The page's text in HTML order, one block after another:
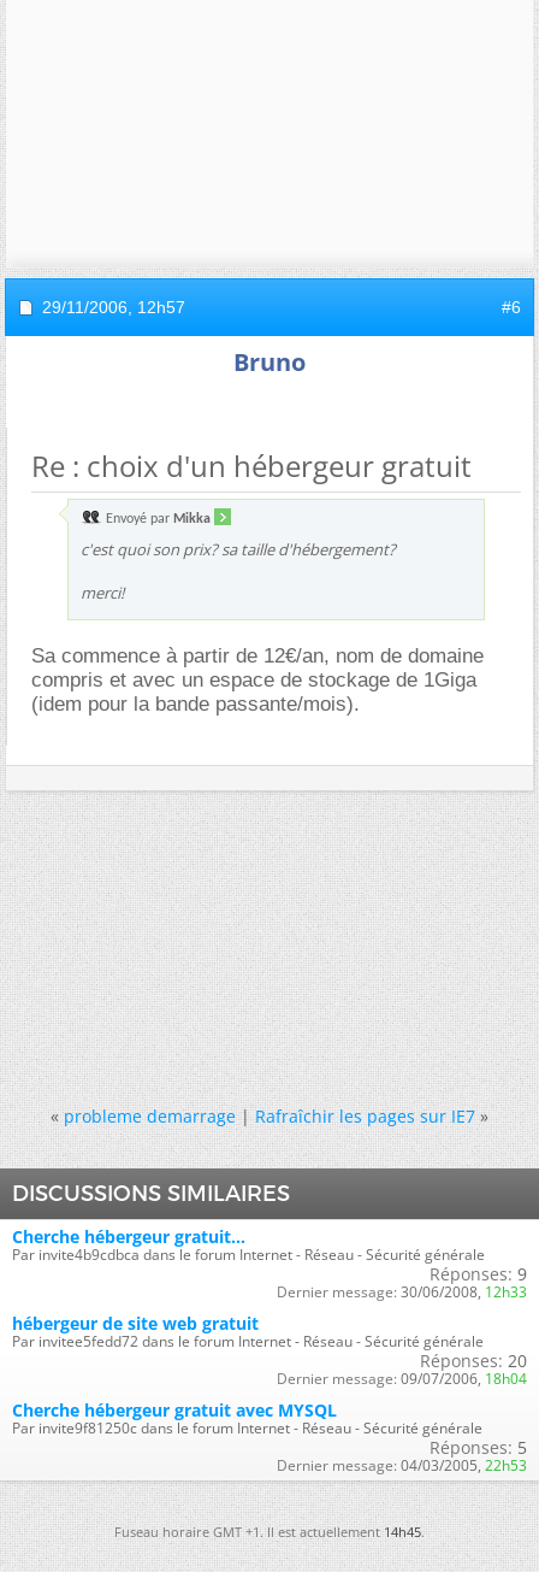
29/11/2006, 12h57 #6
Bruno
Re : choix d'un hébergeur gratuit
Envoyé par Mikka
c'est quoi son prix? sa taille d'hébergement?
merci!
Sa commence à partir de 12€/an, nom de domaine
compris et avec un espace de stockage de 1Giga
(idem pour la bande passante/mois).
« probleme demarrage|Rafraîchir les pages sur IE7 »
DISCUSSIONS SIMILAIRES
Cherche hébergeur gratuit...
Par invite4b9cdbca dans le forum Internet - Réseau - Sécurité générale
Réponses: 9
Dernier message: 30/06/2008, 12h33
hébergeur de site web gratuit
Par invitee5fedd72 dans le forum Internet - Réseau - Sécurité générale
Réponses: 20
Dernier message: 09/07/2006, 18h04
Cherche hébergeur gratuit avec MYSQL
Par invite9f81250c dans le forum Internet - Réseau - Sécurité générale
Réponses: 5
Dernier message: 04/03/2005, 22h53
Fuseau horaire GMT +1. Il est actuellement14h45.